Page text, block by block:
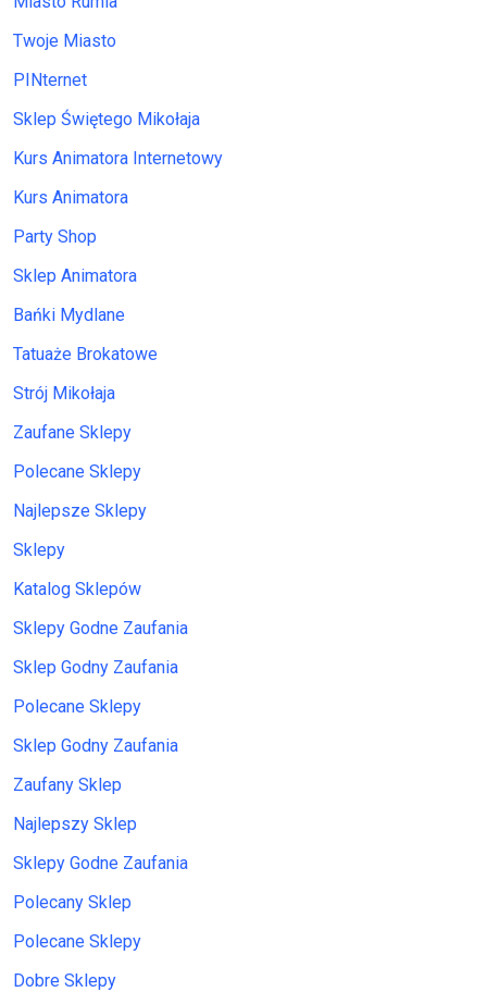
Twoje Miasto
PINternet
Sklep Świętego Mikołaja
Kurs Animatora Internetowy
Kurs Animatora
Party Shop
Sklep Animatora
Bańki Mydlane
Tatuaże Brokatowe
Strój Mikołaja
Zaufane Sklepy
Polecane Sklepy
Najlepsze Sklepy
Sklepy
Katalog Sklepów
Sklepy Godne Zaufania
Sklep Godny Zaufania
Polecane Sklepy
Sklep Godny Zaufania
Zaufany Sklep
Najlepszy Sklep
Sklepy Godne Zaufania
Polecany Sklep
Polecane Sklepy
Dobre Sklepy